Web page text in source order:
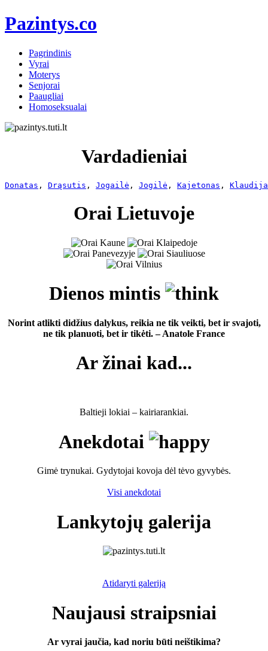
Pazintys.co
Pagrindinis
Vyrai
Moterys
Senjorai
Paaugliai
Homoseksualai
Vardadieniai
Donatas , Drąsutis , Jogailė , Jogilė , Kajetonas , Klaudija
Orai Lietuvoje
Dienos mintis
Norint atlikti didžius dalykus, reikia ne tik veikti, bet ir svajoti,
ne tik planuoti, bet ir tikėti. – Anatole France
Ar žinai kad...
Baltieji lokiai – kairiarankiai.
Anekdotai
Gimė trynukai. Gydytojai kovoja dėl tėvo gyvybės.
Visi anekdotai
Lankytojų galerija
Atidaryti galeriją
Naujausi straipsniai
Ar vyrai jaučia, kad noriu būti neištikima?